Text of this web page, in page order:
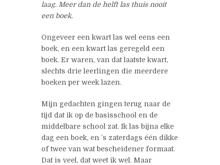
laag. Meer dan de helft las thuis nooit
een boek.
Ongeveer een kwart las wel eens een
boek, en een kwart las geregeld een
boek. Er waren, van dat laatste kwart,
slechts drie leerlingen die meerdere
boeken per week lazen.
Mijn gedachten gingen terug naar de
tijd dat ik op de basisschool en de
middelbare school zat. Ik las bijna elke
dag een boek, en ’s zaterdags één dikke
of twee van wat bescheidener formaat.
Dat is veel, dat weet ik wel. Maar